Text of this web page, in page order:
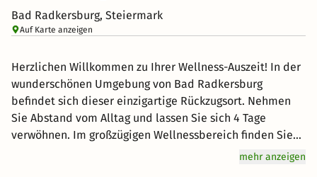
Bad Radkersburg, Steiermark
Auf Karte anzeigen
Herzlichen Willkommen zu Ihrer Wellness-Auszeit! In der
wunderschönen Umgebung von Bad Radkersburg
befindet sich dieser einzigartige Rückzugsort. Nehmen
Sie Abstand vom Alltag und lassen Sie sich 4 Tage
verwöhnen. Im großzügigen Wellnessbereich finden Sie
mehr anzeigen